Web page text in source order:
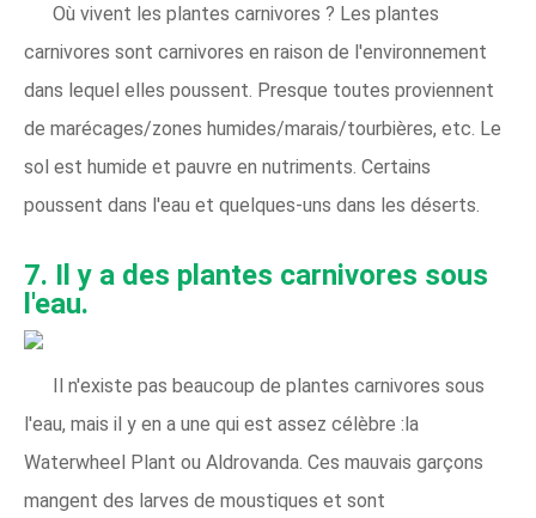
Où vivent les plantes carnivores ? Les plantes
carnivores sont carnivores en raison de l'environnement
dans lequel elles poussent. Presque toutes proviennent
de marécages/zones humides/marais/tourbières, etc. Le
sol est humide et pauvre en nutriments. Certains
poussent dans l'eau et quelques-uns dans les déserts.
7. Il y a des plantes carnivores sous
l'eau.
Il n'existe pas beaucoup de plantes carnivores sous
l'eau, mais il y en a une qui est assez célèbre :la
Waterwheel Plant ou Aldrovanda. Ces mauvais garçons
mangent des larves de moustiques et sont